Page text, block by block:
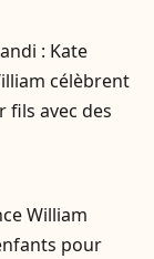
: Kate
célèbrent
fils avec des
William
pour